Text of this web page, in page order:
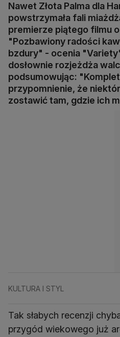
Nawet Złota Palma dla
powstrzymała fali
premierze piątego filmu
"Pozbawiony radości
bzdury" - ocenia
dosłownie rozjeżdża
podsumowując:
przypomnienie, że
zostawić tam, gdzie ich
KULTURA I STYL
Tak słabych recenzji
przygód wiekowego już